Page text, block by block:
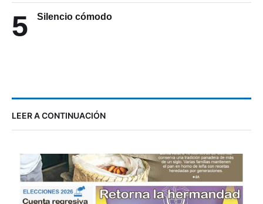
5 Silencio cómodo
LEER A CONTINUACIÓN